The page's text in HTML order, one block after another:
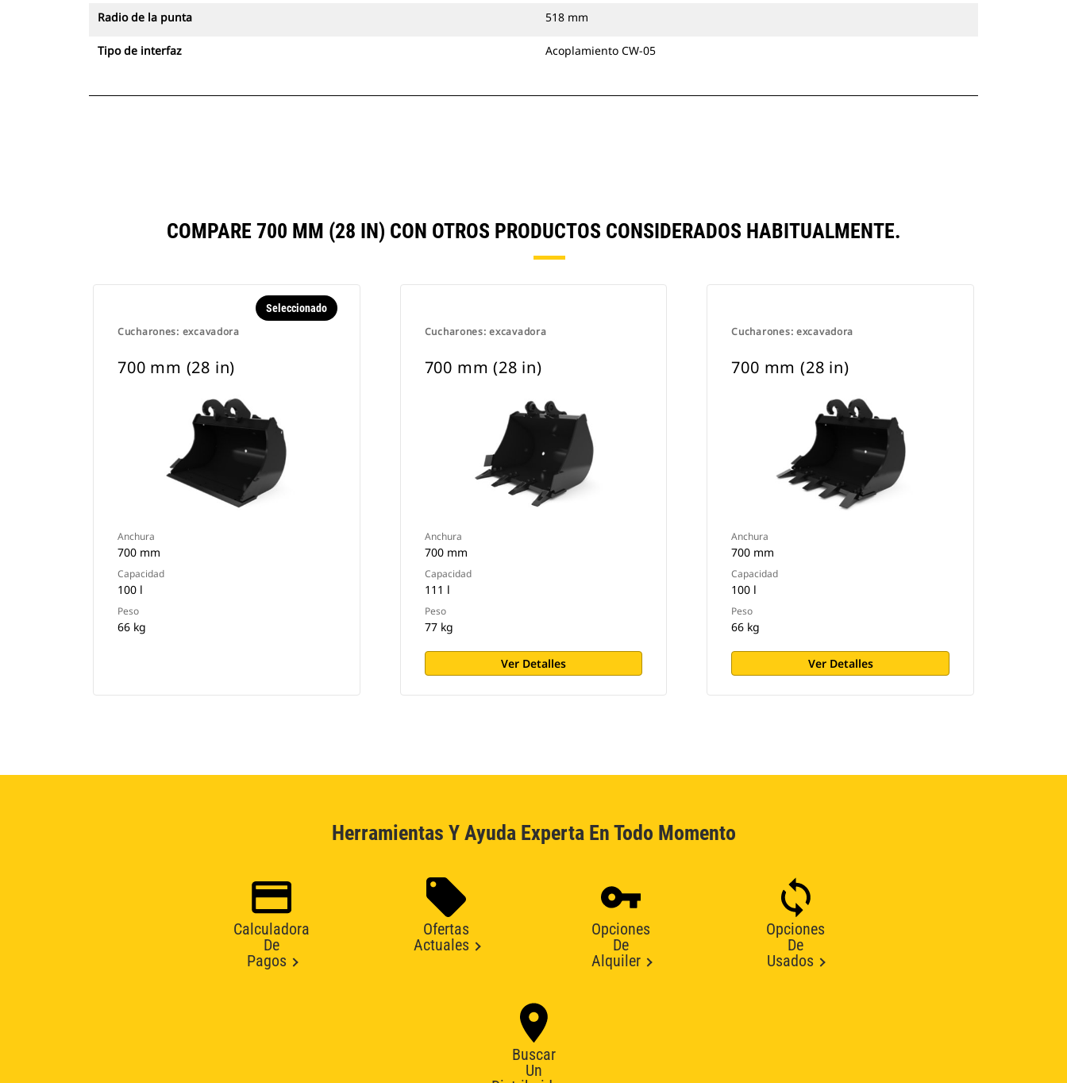
Radio de la punta 518 mm
Tipo de interfaz Acoplamiento CW-05
COMPARE 700 MM (28 IN) CON OTROS PRODUCTOS CONSIDERADOS HABITUALMENTE.
Cucharones: excavadora
Seleccionado
700 mm (28 in)
Anchura
700 mm
Capacidad
100 l
Peso
66 kg
Cucharones: excavadora
700 mm (28 in)
Anchura
700 mm
Capacidad
111 l
Peso
77 kg
Ver Detalles
Cucharones: excavadora
700 mm (28 in)
Anchura
700 mm
Capacidad
100 l
Peso
66 kg
Ver Detalles
Herramientas Y Ayuda Experta En Todo Momento
Calculadora
De
Pagos
Ofertas
Actuales
Opciones
De
Alquiler
Opciones
De
Usados
Buscar
Un